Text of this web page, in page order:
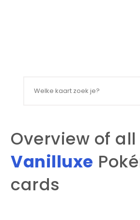
Overview of all
Vanilluxe
cards